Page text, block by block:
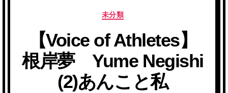
カ
ゴ
リ
ー
未分類
【Voice of Athletes】
根岸夢 Yume Negishi
(2)あんこと私